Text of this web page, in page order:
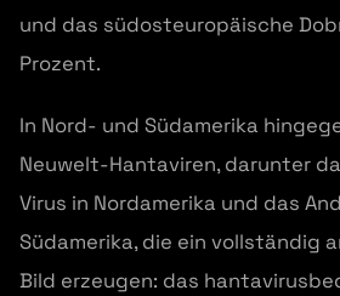
und das südosteuropäische
Prozent.
In Nord- und Südamerika
Neuwelt-Hantaviren, darunter
Virus in Nordamerika und das
Südamerika, die ein vollständig
Bild erzeugen: das